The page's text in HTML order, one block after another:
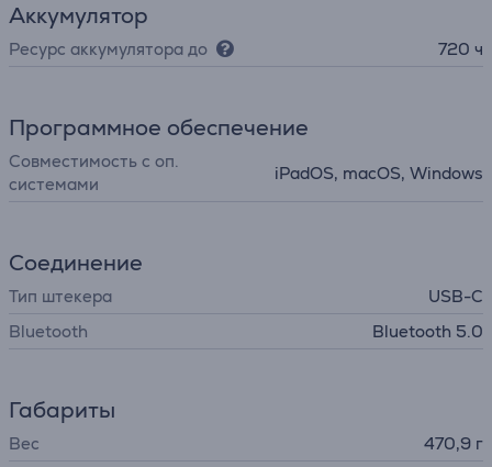
Аккумулятор
Ресурс аккумулятора до 720 ч
Программное обеспечение
Совместимость с оп.
системами
iPadOS, macOS, Windows
Соединение
Тип штекера
USB-C
Bluetooth
Bluetooth 5.0
Габариты
Вес
470,9 г